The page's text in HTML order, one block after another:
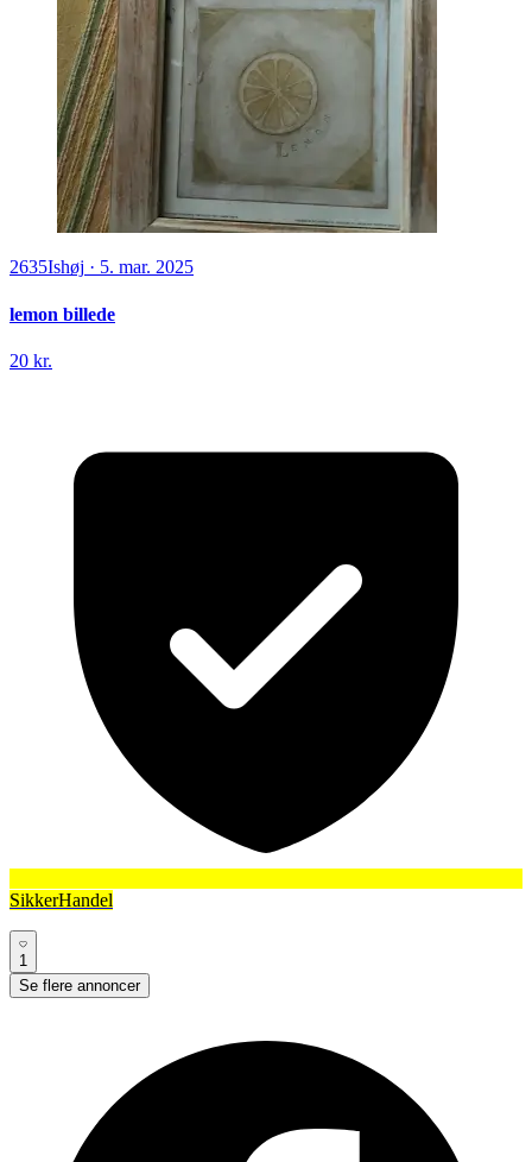
2635Ishøj · 5. mar. 2025
lemon billede
20 kr.
SikkerHandel
1
Se flere annoncer